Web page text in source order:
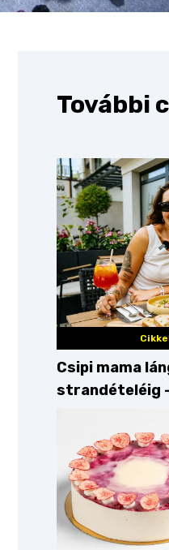
További
Csipi mama
strandételéig